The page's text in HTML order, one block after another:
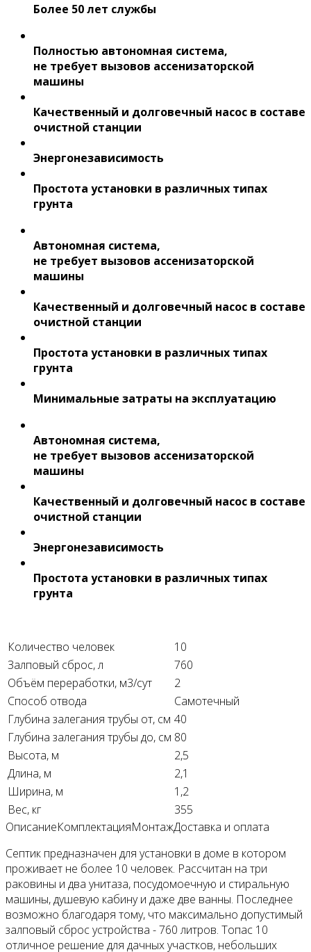
Более 50 лет службы
Полностью автономная система,
не требует вызовов ассенизаторской
машины
Качественный и долговечный насос в составе
очистной станции
Энергонезависимость
Простота установки в различных типах
грунта
Автономная система,
не требует вызовов ассенизаторской
машины
Качественный и долговечный насос в составе
очистной станции
Простота установки в различных типах
грунта
Минимальные затраты на эксплуатацию
Автономная система,
не требует вызовов ассенизаторской
машины
Качественный и долговечный насос в составе
очистной станции
Энергонезависимость
Простота установки в различных типах
грунта
Количество человек
10
Залповый сброс, л
760
Объём переработки, м3/сут
2
Способ отвода
Самотечный
Глубина залегания трубы от, см 40
Глубина залегания трубы до, см 80
Высота, м
2,5
Длина, м
2,1
Ширина, м
1,2
Вес, кг
355
ОписаниеКомплектацияМонтажДоставка и оплата
Септик предназначен для установки в доме в котором
проживает не более 10 человек. Рассчитан на три
раковины и два унитаза, посудомоечную и стиральную
машины, душевую кабину и даже две ванны. Последнее
возможно благодаря тому, что максимально допустимый
залповый сброс устройства - 760 литров. Топас 10
отличное решение для дачных участков, небольших